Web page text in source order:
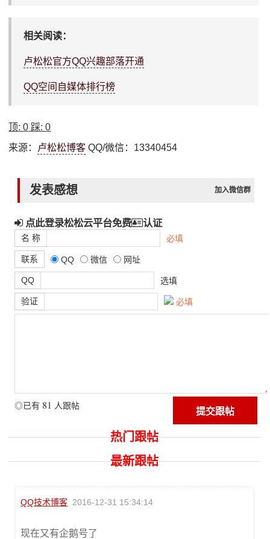
相关阅读：
卢松松官方QQ兴趣部落开通
QQ空间自媒体排行榜
顶:0 踩:0
来源： 卢松松博客 QQ/微信：13340454
发表感想 加入微信群
点此登录松松云平台免费 认证
名 称 必填
联系 QQ 微信 网址
QQ 选填
验证 必填
◎已有 81 人跟帖
热门跟帖
最新跟帖
QQ技术博客 2016-12-31 15:34:14
现在又有企鹅号了